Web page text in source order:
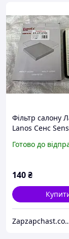
Фільтр салону
Lanos Сенс
Готово до
140₴
Zapzapchast.com.ua